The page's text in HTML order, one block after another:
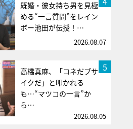
既婚・彼女持ち男を見極
める“一言質問”をレイン
ボー池田が伝授！…
2026.08.07
5
高橋真麻、「コネだブサ
イクだ」と叩かれる
も…“マツコの一言”か
ら…
2026.08.05